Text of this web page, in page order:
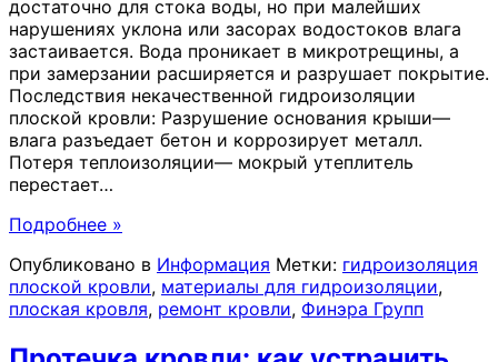
достаточно для стока воды, но при малейших
нарушениях уклона или засорах водостоков влага
застаивается. Вода проникает в микротрещины, а
при замерзании расширяется и разрушает покрытие.
Последствия некачественной гидроизоляции
плоской кровли: Разрушение основания крыши—
влага разъедает бетон и коррозирует металл.
Потеря теплоизоляции— мокрый утеплитель
перестает…
Подробнее »
Опубликовано в Информация Метки: гидроизоляция
плоской кровли, материалы для гидроизоляции,
плоская кровля, ремонт кровли, Финэра Групп